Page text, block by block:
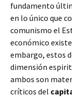
fundamento
en lo único que
comunismo el
económico
embargo, estos
dimensión
ambos son
críticos del